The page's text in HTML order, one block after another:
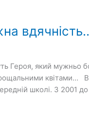
Героя, який
квітами…
школі. З